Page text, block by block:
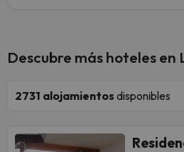
Descubre más hoteles en
2731 alojamientos disponibles